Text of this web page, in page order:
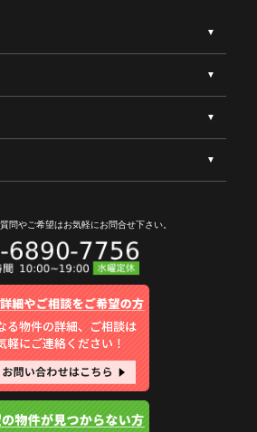
問やご希望はお気軽にお問合せ下さい。